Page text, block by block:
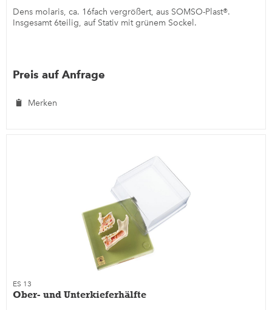
Dens molaris, ca. 16fach vergrößert, aus SOMSO-Plast®.
Insgesamt 6teilig, auf Stativ mit grünem Sockel.
Preis auf Anfrage
Merken
ES 13
Ober- und Unterkieferhälfte